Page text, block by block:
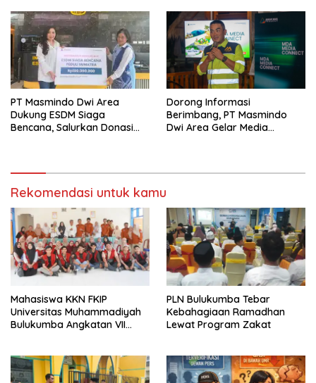
PT Masmindo Dwi Area
Dukung ESDM Siaga
Bencana, Salurkan Donasi
‎Dorong Informasi
Berimbang, PT Masmindo
Dwi Area Gelar Media
Rekomendasi untuk kamu
Mahasiswa KKN FKIP
Universitas Muhammadiyah
Bulukumba Angkatan VII
PLN Bulukumba Tebar
Kebahagiaan Ramadhan
Lewat Program Zakat